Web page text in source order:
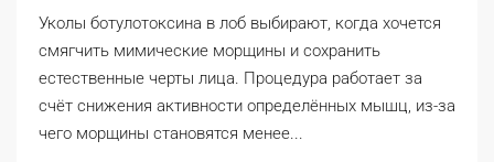
Уколы ботулотоксина в лоб выбирают, когда хочется
смягчить мимические морщины и сохранить
естественные черты лица. Процедура работает за
счёт снижения активности определённых мышц, из-за
чего морщины становятся менее...